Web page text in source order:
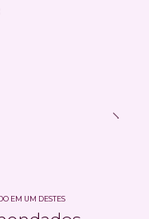
EM UM DESTES